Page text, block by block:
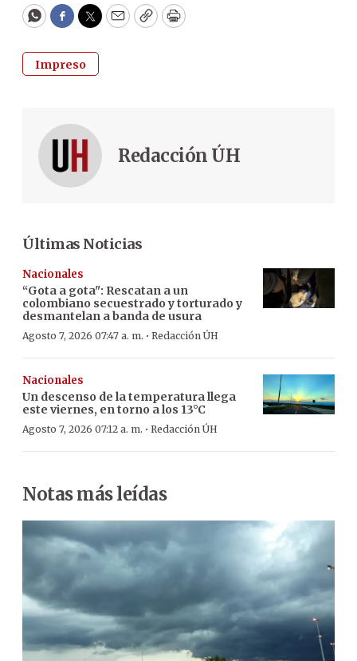
WhatsApp
Facebook
Twitter
EmailCopyPrint
Impreso
Redacción ÚH
Últimas Noticias
Nacionales
“Gota a gota": Rescatan a un
colombiano secuestrado y torturado y
desmantelan a banda de usura
Agosto 7, 2026 07:47 a. m. · Redacción ÚH
Nacionales
Un descenso de la temperatura llega
este viernes, en torno a los 13°C
Agosto 7, 2026 07:12 a. m. · Redacción ÚH
Notas más leídas